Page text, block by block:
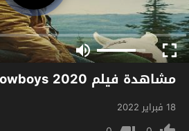
مشاهدة فيلم Cowboys 2020 مترجم
18 فبراير 2022